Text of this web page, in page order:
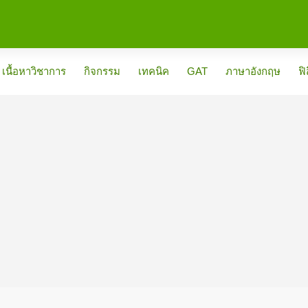
เนื้อหาวิชาการ
กิจกรรม เทคนิค GAT ภาษาอังกฤษ ฟิ